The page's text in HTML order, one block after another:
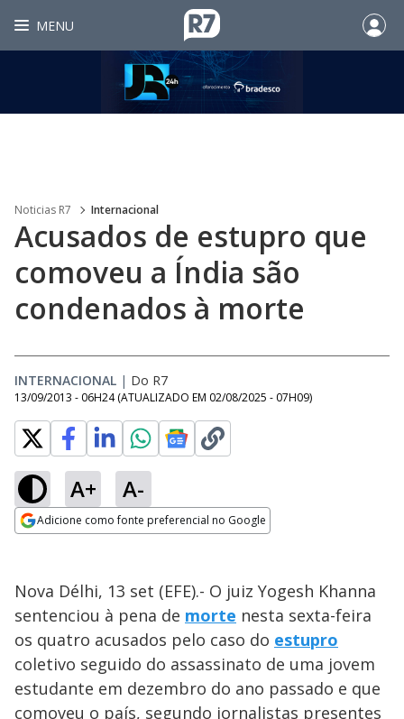
MENU
Noticias R7 Internacional
Acusados de estupro que
comoveu a Índia são
condenados à morte
INTERNACIONAL | Do R7
13/09/2013 - 06H24 (ATUALIZADO EM 02/08/2025 - 07H09)
A+ A-
Adicione como fonte preferencial no Google
Nova Délhi, 13 set (EFE).- O juiz Yogesh Khanna
sentenciou à pena de morte nesta sexta-feira
os quatro acusados pelo caso do estupro
coletivo seguido do assassinato de uma jovem
estudante em dezembro do ano passado e que
comoveu o país, segundo jornalistas presentes